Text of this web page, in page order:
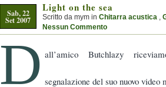
Sab, 22
Set 2007
Light on the sea
Scritto da mym in Chitarra acustica
Nessun Commento
D all’amico Butchlazy
segnalazione del suo nuovo video